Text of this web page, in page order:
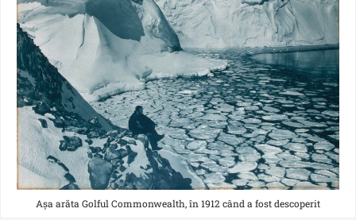
Așa arăta Golful Commonwealth, în 1912 când a fost descoperit